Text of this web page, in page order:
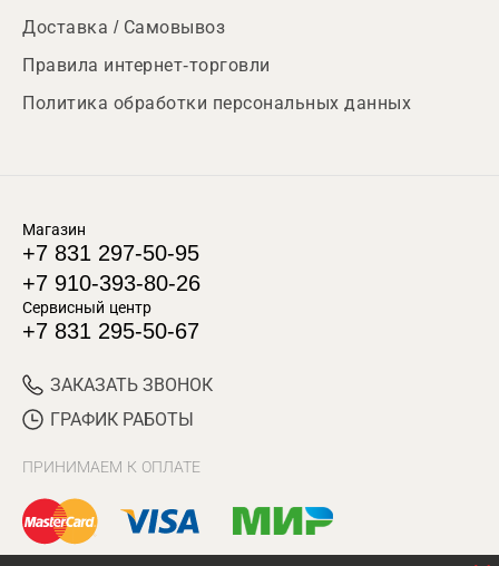
Доставка / Самовывоз
Правила интернет-торговли
Политика обработки персональных данных
Магазин
+7 831 297-50-95
+7 910-393-80-26
Сервисный центр
+7 831 295-50-67
ЗАКАЗАТЬ ЗВОНОК
ГРАФИК РАБОТЫ
ПРИНИМАЕМ К ОПЛАТЕ